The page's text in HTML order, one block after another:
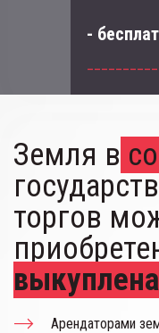
-
Земля в
торгов
выкуплена
Арендаторами